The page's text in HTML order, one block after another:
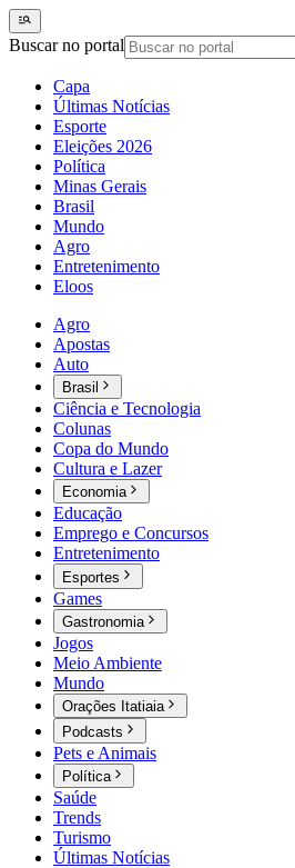
Buscar no portal
Capa
Últimas Notícias
Esporte
Eleições 2026
Política
Minas Gerais
Brasil
Mundo
Agro
Entretenimento
Eloos
Agro
Apostas
Auto
Brasil
Ciência e Tecnologia
Colunas
Copa do Mundo
Cultura e Lazer
Economia
Educação
Emprego e Concursos
Entretenimento
Esportes
Games
Gastronomia
Jogos
Meio Ambiente
Mundo
Orações Itatiaia
Podcasts
Pets e Animais
Política
Saúde
Trends
Turismo
Últimas Notícias